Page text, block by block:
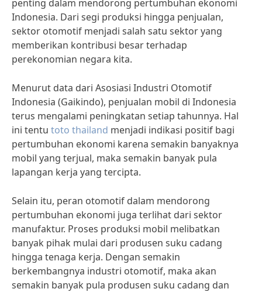
penting dalam mendorong pertumbuhan ekonomi
Indonesia. Dari segi produksi hingga penjualan,
sektor otomotif menjadi salah satu sektor yang
memberikan kontribusi besar terhadap
perekonomian negara kita.
Menurut data dari Asosiasi Industri Otomotif
Indonesia (Gaikindo), penjualan mobil di Indonesia
terus mengalami peningkatan setiap tahunnya. Hal
ini tentu toto thailand menjadi indikasi positif bagi
pertumbuhan ekonomi karena semakin banyaknya
mobil yang terjual, maka semakin banyak pula
lapangan kerja yang tercipta.
Selain itu, peran otomotif dalam mendorong
pertumbuhan ekonomi juga terlihat dari sektor
manufaktur. Proses produksi mobil melibatkan
banyak pihak mulai dari produsen suku cadang
hingga tenaga kerja. Dengan semakin
berkembangnya industri otomotif, maka akan
semakin banyak pula produsen suku cadang dan